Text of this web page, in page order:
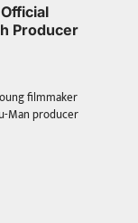
Producer
filmmaker
Man producer